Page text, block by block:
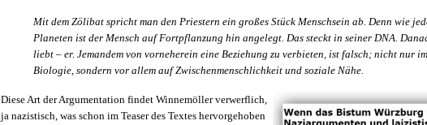
Mit dem Zölibat spricht man den Priestern ein großes Stück Menschsein ab. Denn wie
Planeten ist der Mensch auf Fortpflanzung hin angelegt. Das steckt in seiner DNA.
liebt – er. Jemandem von vorneherein eine Beziehung zu verbieten, ist falsch; nicht nur
Biologie, sondern vor allem auf Zwischenmenschlichkeit und soziale Nähe.
Diese Art der Argumentation findet Winnemöller verwerflich,
ja nazistisch, was schon im Teaser des Textes hervorgehoben